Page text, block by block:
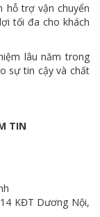
trợ vận chuyển
tối đa cho khách
lâu năm trong
sự tin cậy và chất
TIN
KĐT Dương Nội,